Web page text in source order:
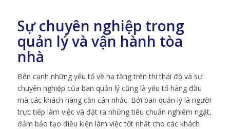
Sự chuyên nghiệp trong
quản lý và vận hành tòa
nhà
Bên cạnh những yếu tố về hạ tầng trên thì thái độ và sự
chuyên nghiệp của ban quản lý cũng là yếu tố hàng đầu
mà các khách hàng cần cân nhắc. Bởi ban quản lý là người
trực tiếp làm việc và đặt ra những tiêu chuẩn nghiêm ngặt,
đảm bảo tạo điều kiện làm việc tốt nhất cho các khách